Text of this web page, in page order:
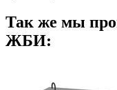
Так же мы
ЖБИ: